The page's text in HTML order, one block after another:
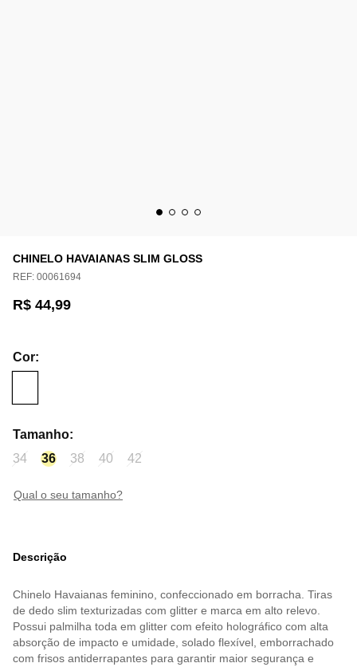
CHINELO HAVAIANAS SLIM GLOSS
REF: 00061694
R$ 44,99
Cor:
Tamanho:
34
36 38 40 42
qual o seu tamanho?
Descrição
Chinelo Havaianas feminino, confeccionado em borracha. Tiras
de dedo slim texturizadas com glitter e marca em alto relevo.
Possui palmilha toda em glitter com efeito holográfico com alta
absorção de impacto e umidade, solado flexível, emborrachado
com frisos antiderrapantes para garantir maior segurança e